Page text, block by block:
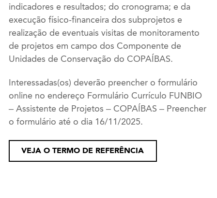
indicadores e resultados; do cronograma; e da
execução físico-financeira dos subprojetos e
realização de eventuais visitas de monitoramento
de projetos em campo dos Componente de
Unidades de Conservação do COPAÍBAS.
Interessadas(os) deverão preencher o formulário
online no endereço Formulário Currículo FUNBIO
– Assistente de Projetos – COPAÍBAS – Preencher
o formulário até o dia 16/11/2025.
VEJA O TERMO DE REFERÊNCIA